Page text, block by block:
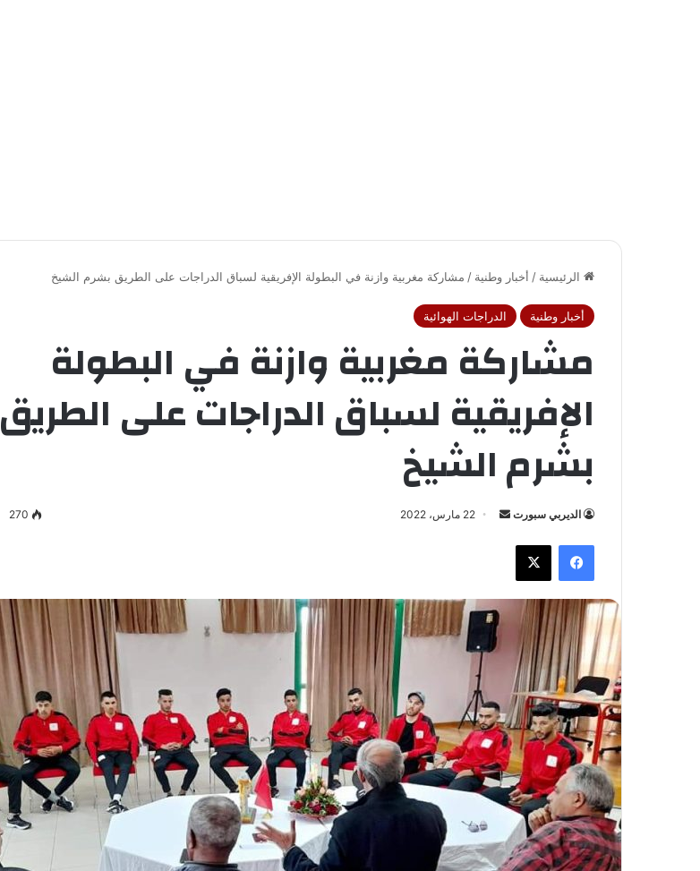
الرئيسية / أخبار وطنية / مشاركة مغربية وازنة في البطولة الإفريقية لسباق الدراجات على الطريق بشرم الشيخ
أخبار وطنية الدراجات الهوائية
مشاركة مغربية وازنة في البطولة
الإفريقية لسباق الدراجات على الطريق
بشرم الشيخ
الديربي سبورت
ب
ر
ي
إ
ل
ك
ت
ر
22 مارس، 2022 270
فيسبوك